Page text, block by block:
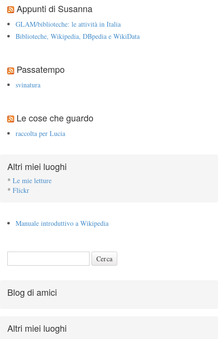
Appunti di Susanna
GLAM/biblioteche: le attività in Italia
Biblioteche, Wikipedia, DBpedia e WikiData
Passatempo
svinatura
Le cose che guardo
raccolta per Lucia
Altri miei luoghi
* Le mie letture
* Flickr
Manuale introduttivo a Wikipedia
Blog di amici
Altri miei luoghi